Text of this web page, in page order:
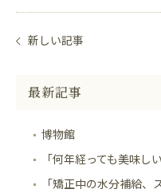
新しい記事
最新記事
博物館
「何年経っても美味しい
「矯正中の水分補給、